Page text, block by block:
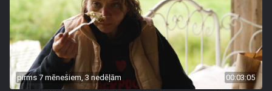
pirms 7 mēnešiem, 3 nedēļām 00:03:05